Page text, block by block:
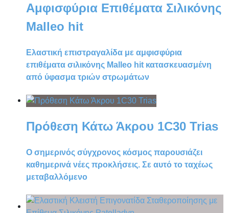
Αμφισφύρια Επιθέματα Σιλικόνης
Malleo hit
Ελαστική επιστραγαλίδα με αμφισφύρια
επιθέματα σιλικόνης Malleo hit κατασκευασμένη
από ύφασμα τριών στρωμάτων
Πρόθεση Κάτω Άκρου 1C30 Trias
Ο σημερινός σύγχρονος κόσμος παρουσιάζει
καθημερινά νέες προκλήσεις. Σε αυτό το ταχέως
μεταβαλλόμενο